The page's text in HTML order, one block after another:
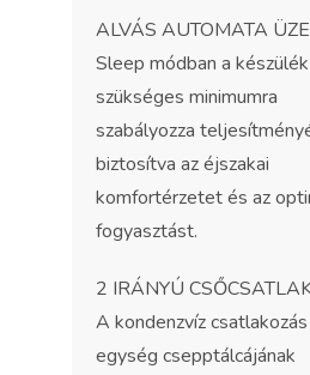
ALVÁS AUTOMATA
Sleep módban a
szükséges minimumra
szabályozza
biztosítva az éjszakai
komfortérzetet és az
fogyasztást.
2 IRÁNYÚ
A kondenzvíz
egység csepptálcájának